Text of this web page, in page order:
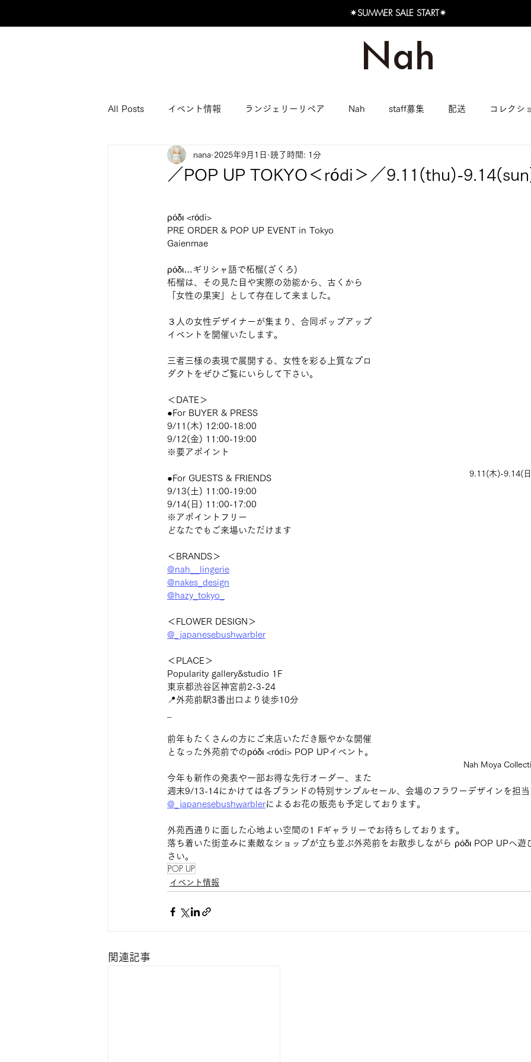
✴︎SUMMER SALE START✴︎
All Posts イベント情報 ランジェリーリペア Nah staff募集 配送 コレクシ
／POP UP TOKYO＜ródi＞／9.11(thu)-
nana 2025年9月1日 読了時間: 1分
9.11(木)-9.14(
Nah Moya
ρόδι <ródi>
PRE ORDER & POP UP EVENT in Tokyo
Gaienmae
ρόδι…ギリシャ語で柘榴(ざくろ)
柘榴は、その見た目や実際の効能から、古くから
「女性の果実」として存在して来ました。
３人の女性デザイナーが集まり、合同ポップアップ
イベントを開催いたします。
三者三様の表現で展開する、女性を彩る上質なプロ
ダクトをぜひご覧にいらして下さい。
＜DATE＞
●For BUYER & PRESS
9/11(木) 12:00-18:00
9/12(金) 11:00-19:00
※要アポイント
●For GUESTS & FRIENDS
9/13(土) 11:00-19:00
9/14(日) 11:00-17:00
※アポイントフリー
どなたでもご来場いただけます
＜BRANDS＞
@nah__lingerie
@nakes_design
@hazy_tokyo_
＜FLOWER DESIGN＞
@_japanesebushwarbler
＜PLACE＞
Popularity gallery&studio 1F
東京都渋谷区神宮前2-3-24
📍外苑前駅3番出口より徒歩10分
前年もたくさんの方にご来店いただき賑やかな開催
となった外苑前でのρόδι <ródi> POP UPイベント。
今年も新作の発表や一部お得な先行オーダー、また
週末9/13-14にかけては各ブランドの特別サンプルセール、会場のフラワーデザインを担
@_japanesebushwarblerによるお花の販売も予定しております。
外苑西通りに面した心地よい空間の1 Fギャラリーでお待ちしております。
落ち着いた街並みに素敵なショップが立ち並ぶ外苑前をお散歩しながら ρόδι POP UPへ遊
さい。
POP UP
イベント情報
関連記事